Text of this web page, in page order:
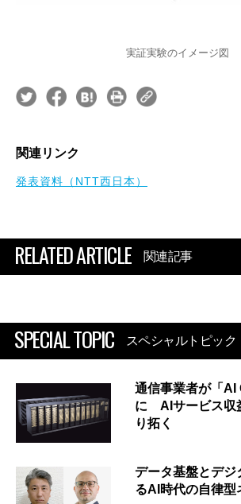
実証実験のイメージ図
関連リンク
発表資料（NTT西日本）
RELATED ARTICLE 関連記事
SPECIAL TOPIC スペシャルトピック
通信事業者が「AI
に AIサービス収
り拓く
データ基盤とデジ
るAI時代の自律型